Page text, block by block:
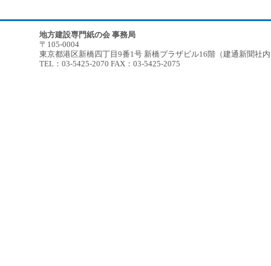
地方建設専門紙の会 事務局
〒105-0004
東京都港区新橋四丁目9番1号 新橋プラザビル16階（建通新聞社
TEL：03-5425-2070 FAX：03-5425-2075